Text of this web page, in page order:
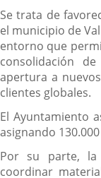
Se trata de
el municipio de
entorno que
consolidación
apertura a
clientes globales.
El Ayuntamiento
asignando 130.000
Por su parte, la
coordinar